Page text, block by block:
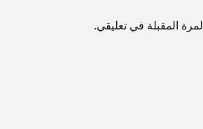
المقبلة في تعليقي.